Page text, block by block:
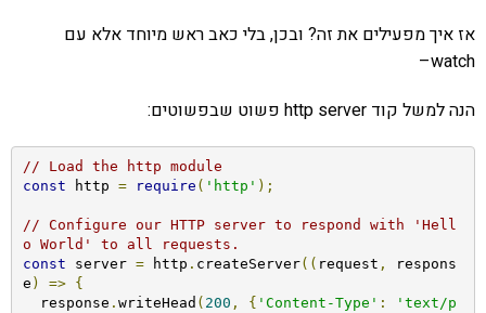
אז איך מפעילים את זה? ובכן, בלי כאב ראש מיוחד אלא עם
watch–
הנה למשל קוד http server פשוט שבפשוטים:
// Load the http module
const http = require ( 'http' );
// Configure our HTTP server to respond with 'Hell
o World' to all requests.
const server = http . createServer(( request ,
respons
e ) =>
{
  response
. writeHead ( 200 , { 'Content-Type' :
'text/p